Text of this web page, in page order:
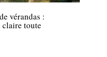
vérandas :
claire toute